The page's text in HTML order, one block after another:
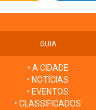
GUIA
• A CIDADE
• NOTÍCIAS
• EVENTOS
• CLASSIFICADOS